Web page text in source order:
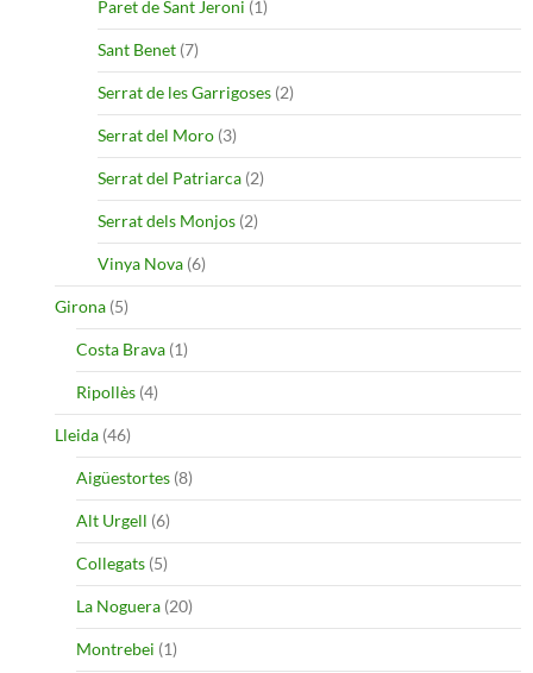
Paret de Sant Jeroni (1)
Sant Benet (7)
Serrat de les Garrigoses (2)
Serrat del Moro (3)
Serrat del Patriarca (2)
Serrat dels Monjos (2)
Vinya Nova (6)
Girona (5)
Costa Brava (1)
Ripollès (4)
Lleida (46)
Aigüestortes (8)
Alt Urgell (6)
Collegats (5)
La Noguera (20)
Montrebei (1)